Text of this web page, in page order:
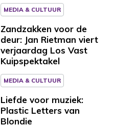
MEDIA & CULTUUR
Zandzakken voor de
deur: Jan Rietman viert
verjaardag Los Vast
Kuipspektakel
MEDIA & CULTUUR
Liefde voor muziek:
Plastic Letters van
Blondie